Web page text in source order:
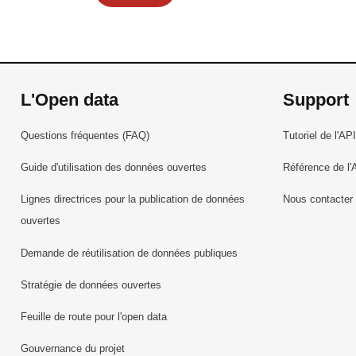
L'Open data
Questions fréquentes (FAQ)
Guide d'utilisation des données ouvertes
Lignes directrices pour la publication de données
ouvertes
Demande de réutilisation de données publiques
Stratégie de données ouvertes
Feuille de route pour l'open data
Gouvernance du projet
Support
Tutoriel de l'API
Référence de
Nous contacter